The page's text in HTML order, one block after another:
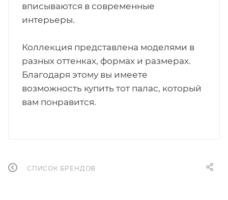
вписываются в современные
интерьеры.
Коллекция представлена моделями в
разных оттенках, формах и размерах.
Благодаря этому вы имеете
возможность купить тот палас, который
вам понравится.
СПИСОК БРЕНДОВ